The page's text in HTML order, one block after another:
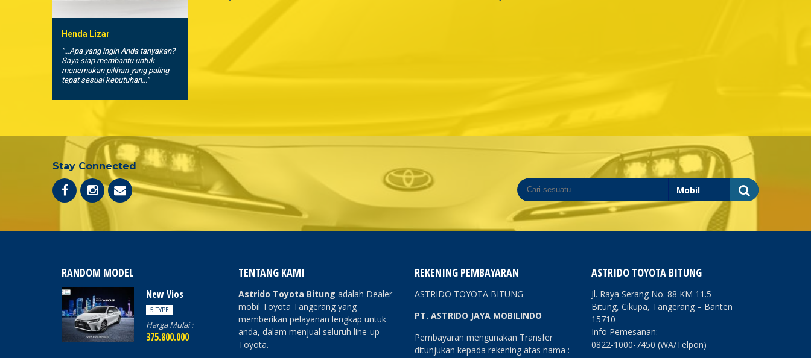
Henda Lizar
"...Apa yang ingin Anda tanyakan?
Saya siap membantu untuk
menemukan pilihan yang paling
tepat sesuai kebutuhan..."
Stay Connected
RANDOM MODEL
New Vios
5 TYPE
Harga Mulai :
375.800.000
TENTANG KAMI
Astrido Toyota Bitung adalah Dealer
mobil Toyota Tangerang yang
memberikan pelayanan lengkap untuk
anda, dalam menjual seluruh line-up
Toyota.
REKENING PEMBAYARAN
ASTRIDO TOYOTA BITUNG
PT. ASTRIDO JAYA MOBILINDO
Pembayaran mengunakan Transfer
ditunjukan kepada rekening atas nama :
ASTRIDO TOYOTA BITUNG
Jl. Raya Serang No. 88 KM 11.5
Bitung, Cikupa, Tangerang – Banten
15710
Info Pemesanan:
0822-1000-7450 (WA/Telpon)